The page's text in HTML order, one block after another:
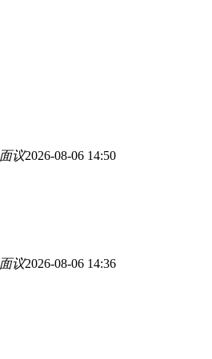
面议2026-08-06 14:50
面议2026-08-06 14:36